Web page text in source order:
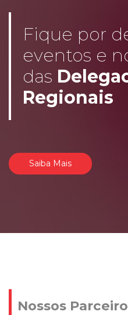
Fique por
eventos e
das
Regionais
Saiba Mais
Nossos